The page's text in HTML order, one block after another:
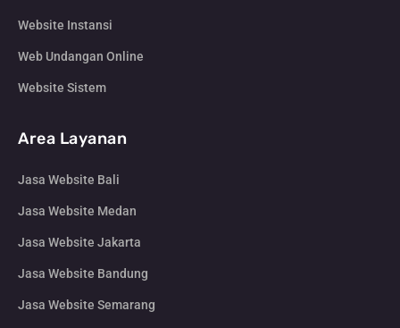
Website Instansi
Web Undangan Online
Website Sistem
Area Layanan
Jasa Website Bali
Jasa Website Medan
Jasa Website Jakarta
Jasa Website Bandung
Jasa Website Semarang